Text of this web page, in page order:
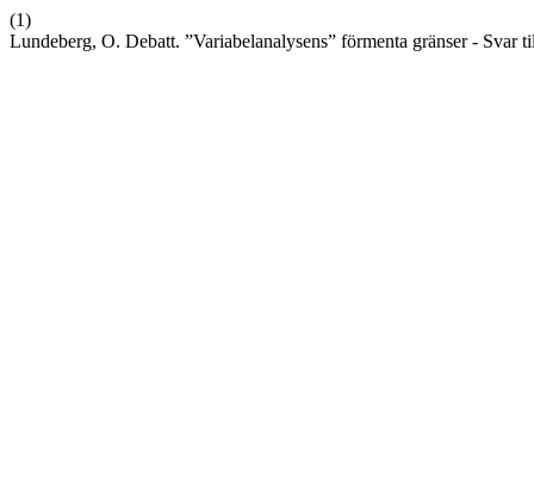
(1)
Lundeberg, O. Debatt. ”Variabelanalysens” förmenta gränser - Svar